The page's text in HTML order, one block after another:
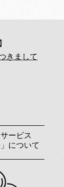
きまして
ービス
について